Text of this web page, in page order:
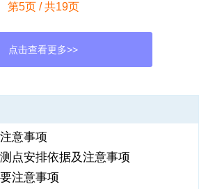
第5页 / 共19页
点击查看更多>>
入停工停产和复工复产的转换期，设备检
等都有可能产生不安全因素。春节过后，企
、进入工作状态迟缓的现象将普遍存在，容
真做好节前停工停产安全工作,认真做好节
在停工停产前开好节前安全宣导会，制定停
意事项
点安排依据及注意事项
注意事项